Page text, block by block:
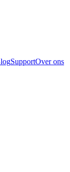
SupportOver ons